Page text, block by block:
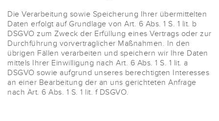
Die Verarbeitung sowie Speicherung Ihrer übermittelten
Daten erfolgt auf Grundlage von Art. 6 Abs. 1 S. 1 lit. b
DSGVO zum Zweck der Erfüllung eines Vertrags oder zur
Durchführung vorvertraglicher Maßnahmen. In den
übrigen Fällen verarbeiten und speichern wir Ihre Daten
mittels Ihrer Einwilligung nach Art. 6 Abs. 1 S. 1 lit. a
DSGVO sowie aufgrund unseres berechtigten Interesses
an einer Bearbeitung der an uns gerichteten Anfrage
nach Art. 6 Abs. 1 S. 1 lit. f DSGVO.